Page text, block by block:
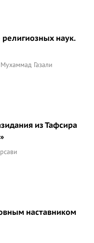
наук.
Газали
из Тафсира
наставником